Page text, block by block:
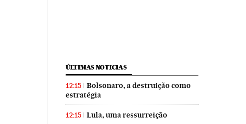
ÚLTIMAS NOTICIAS
12:15
Bolsonaro, a destruição como
estratégia
12:15 Lula, uma ressurreição